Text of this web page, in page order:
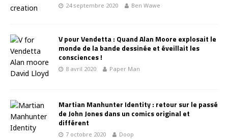
24 septembre 2020 Ben Wawe
V pour Vendetta : Quand Alan Moore explosait le
monde de la bande dessinée et éveillait les
consciences !
8 avril 2020 Paper Man
Martian Manhunter Identity : retour sur le passé
de John Jones dans un comics original et
différent
7 octobre 2020 Doop